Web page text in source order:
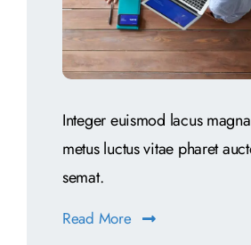
Integer euismod lacus
metus luctus vitae pharet
semat.
Read More